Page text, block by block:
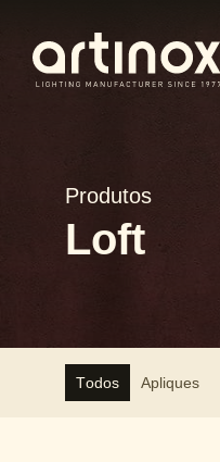
Produtos
Loft
Todos Apliques